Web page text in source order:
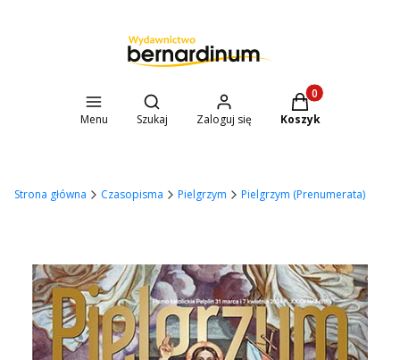
Menu
Otwórz wyszukiwarkę
Szukaj Zaloguj się
Produkty w
Koszyk
Strona główna Czasopisma Pielgrzym Pielgrzym (Prenumerata)